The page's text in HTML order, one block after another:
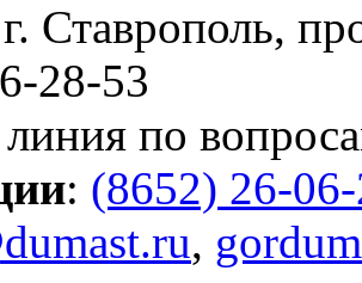
Ставрополь,
28-53
линия по
: (8652) 26-
,